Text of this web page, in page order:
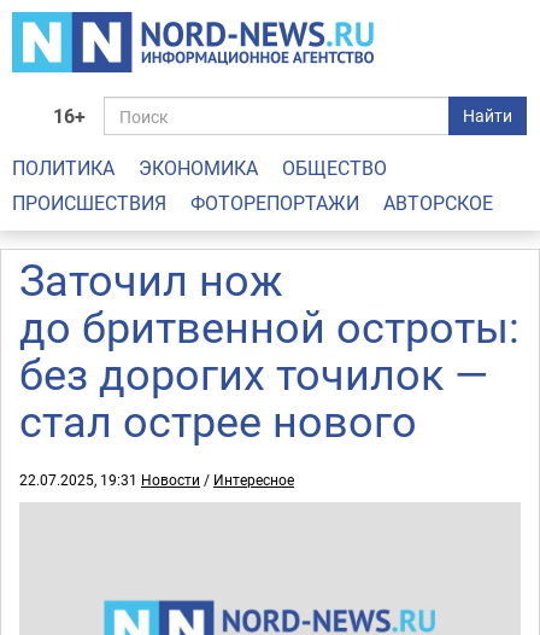
16+ Найти
ПОЛИТИКА ЭКОНОМИКА
ОБЩЕСТВО
ПРОИСШЕСТВИЯ
ФОТОРЕПОРТАЖИ АВТОРСКОЕ
Заточил нож
до бритвенной остроты:
без дорогих точилок —
стал острее нового
22.07.2025, 19:31 Новости / Интересное